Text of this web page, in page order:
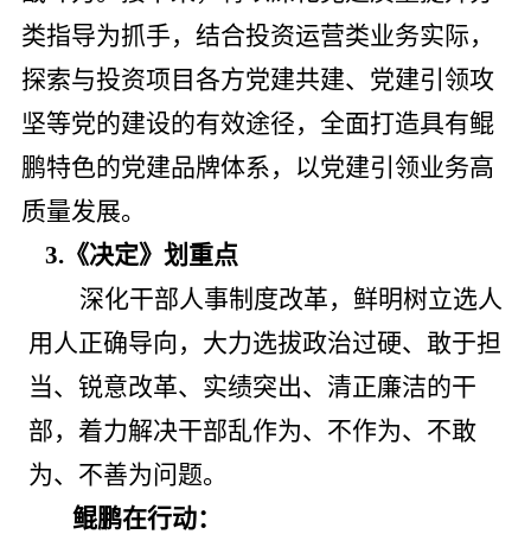
类指导为抓手， 结合投资运营类业务实际，
探索与投资项目各方党建共建、党建引领攻
坚等党的建设的有效途径， 全面打造具有鲲
鹏特色的党建品牌体系，以党建引领业务高
质量发展。
3.《决定》划重点
深化干部人事制度改革，鲜明树立选人
用人正确导向，大力选拔政治过硬、敢于担
当、锐意改革、实绩突出、清正廉洁的干
部，着力解决干部乱作为、不作为、不敢
为、不善为问题。
鲲鹏在行动：